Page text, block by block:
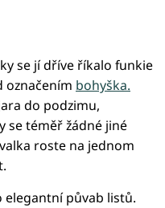
se jí dříve říkalo funkie
označením bohyška.
do podzimu,
se téměř žádné jiné
roste na jednom
elegantní půvab listů.